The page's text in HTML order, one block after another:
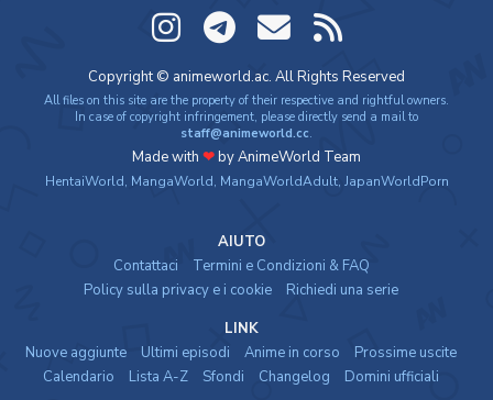
Copyright © animeworld.ac. All Rights Reserved
All files on this site are the property of their respective and rightful owners.
In case of copyright infringement, please directly send a mail to
staff@animeworld.cc.
Made with ❤by AnimeWorld Team
HentaiWorld, MangaWorld, MangaWorldAdult, JapanWorldPorn
AIUTO
Contattaci
Termini e Condizioni & FAQ
Policy sulla privacy e i cookie
Richiedi una serie
LINK
Nuove aggiunte
Ultimi episodi Anime in corso
Prossime uscite
Calendario
Lista A-Z Sfondi Changelog Domini ufficiali